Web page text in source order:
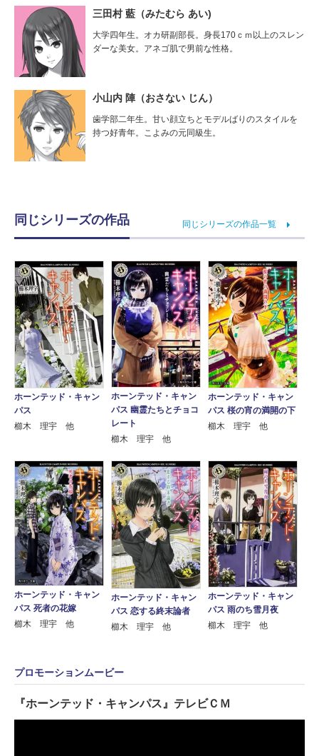
三田村 藍（みたむら あい)
大学四年生。オカ研副部長。身長170ｃｍ以上のスレン
ダーな美女。アネゴ肌で男前な性格。
小山内 陣（おさない じん）
歯学部二年生。甘い顔立ちとモデルばりのスタイルを
持つ好青年。こよみの元同級生。
同じシリーズの作品 同じシリーズの作品一覧
ホーンテッド・キャン
パス
櫛木 理宇 他
ホーンテッド・キャン
パス 幽霊たちとチョコ
レート
櫛木 理宇 他
ホーンテッド・キャン
パス 桜の宵の満開の下
櫛木 理宇 他
ホーンテッド・キャン
パス 死者の花嫁
櫛木 理宇 他
ホーンテッド・キャン
パス 恋する終末論者
櫛木 理宇 他
ホーンテッド・キャン
パス 雨のち雪月夜
櫛木 理宇 他
プロモーションムービー
『ホーンテッド・キャンパス』テレビＣＭ